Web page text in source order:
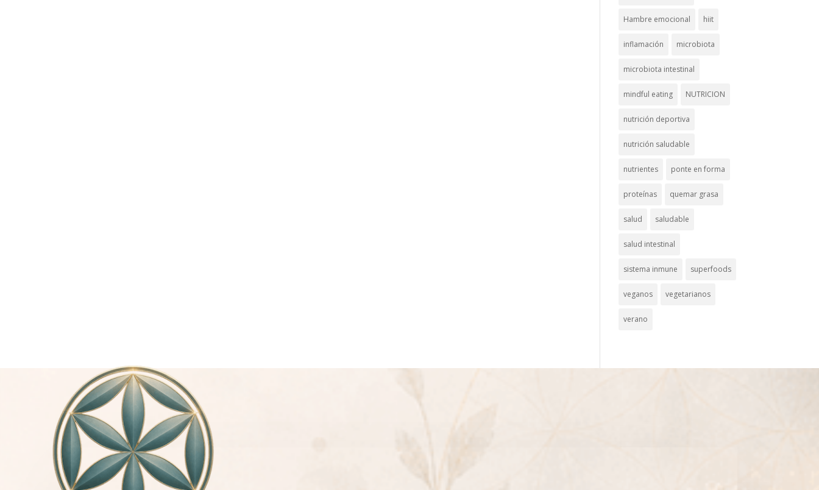
Hambre emocional hiit
inflamación microbiota
microbiota intestinal
mindful eating NUTRICION
nutrición deportiva
nutrición saludable
nutrientes ponte en forma
proteínas quemar grasa
salud saludable
salud intestinal
sistema inmune superfoods
veganos vegetarianos
verano